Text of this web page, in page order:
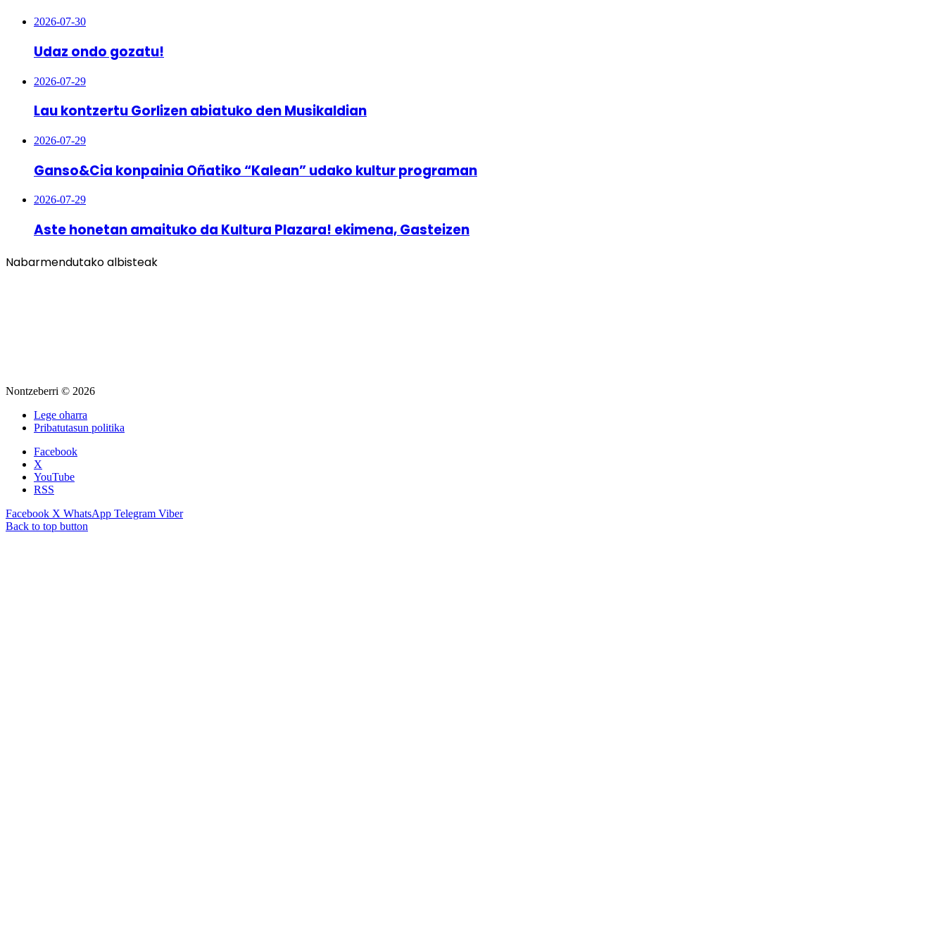
2026-07-30
Udaz ondo gozatu!
2026-07-29
Lau kontzertu Gorlizen abiatuko den Musikaldian
2026-07-29
Ganso&Cia konpainia Oñatiko “Kalean” udako kultur programan
2026-07-29
Aste honetan amaituko da Kultura Plazara! ekimena, Gasteizen
Nabarmendutako albisteak
Nontzeberri © 2026
Lege oharra
Pribatutasun politika
Facebook
X
YouTube
RSS
Facebook X WhatsApp Telegram Viber
Back to top button